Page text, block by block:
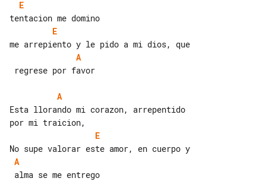
E
E
A
A
Esta llorando mi corazon, arrepentido
E
A